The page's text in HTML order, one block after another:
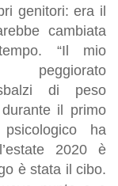
genitori: era il
cambiata
“Il mio
di peso
il primo
ha
2020 è
è stata il cibo.